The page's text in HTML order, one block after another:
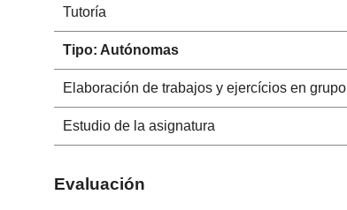
Tutoría
Tipo: Autónomas
Elaboración de trabajos y ejercícios en grupo
Estudio de la asignatura
Evaluación